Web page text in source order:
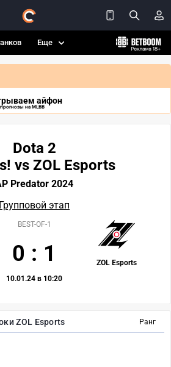
Еще
айфон
прогнозы на MLBB
Ранг
ZOL Esports
Dota 2
vs ZOL Esports
Predator 2024
Групповой этап
ZOL Esports
BEST-OF-1
0 : 1
10.01.24 в 10:20